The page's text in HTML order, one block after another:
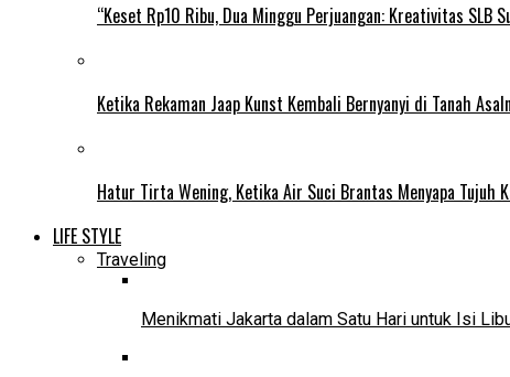
“Keset Rp10 Ribu, Dua Minggu Perjuangan: Kreativitas SLB
Ketika Rekaman Jaap Kunst Kembali Bernyanyi di Tanah
Hatur Tirta Wening, Ketika Air Suci Brantas Menyapa Tujuh
LIFE STYLE
Traveling
Menikmati Jakarta dalam Satu Hari untuk Isi